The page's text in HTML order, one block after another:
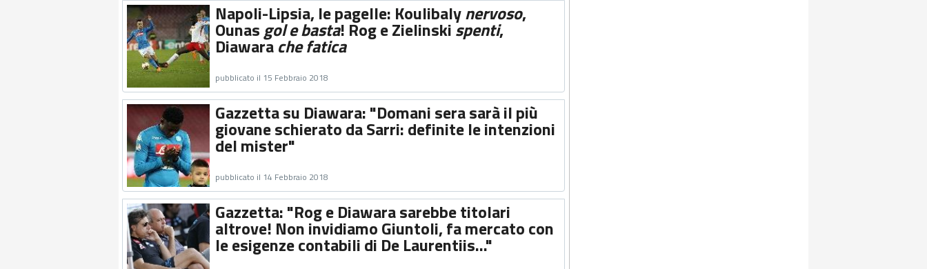
Napoli-Lipsia, le pagelle: Koulibalynervoso,
Ounasgol e basta! Rog e Zielinskispenti,
Diawarache fatica
pubblicato il 15 Febbraio 2018
Gazzetta su Diawara: "Domani sera sarà il più
giovane schierato da Sarri: definite le intenzioni
del mister"
pubblicato il 14 Febbraio 2018
Gazzetta: "Rog e Diawara sarebbe titolari
altrove! Non invidiamo Giuntoli, fa mercato con
le esigenze contabili di De Laurentiis..."